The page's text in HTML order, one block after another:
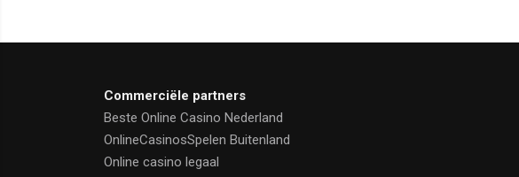
Commerciële partners
Beste Online Casino Nederland
OnlineCasinosSpelen Buitenland
Online casino legaal